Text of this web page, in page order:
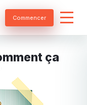
Commencer